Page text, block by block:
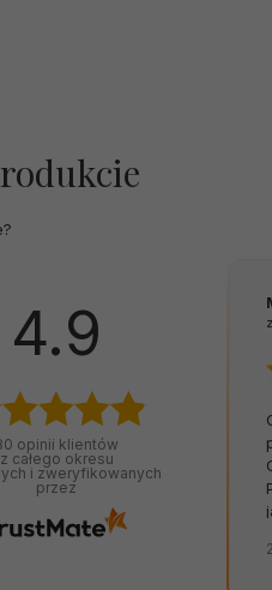
4.9
opinii klientów
z całego okresu
i zweryfikowanych
przez